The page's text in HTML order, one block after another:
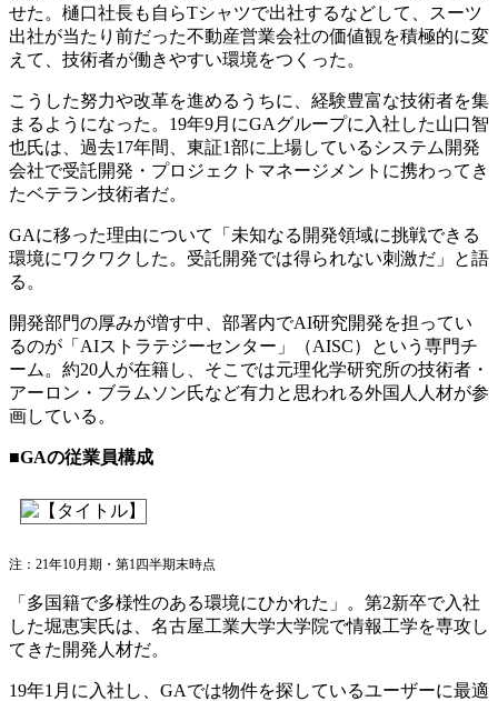
せた。樋口社長も自らTシャツで出社するなどして、スーツ
出社が当たり前だった不動産営業会社の価値観を積極的に変
えて、技術者が働きやすい環境をつくった。
こうした努力や改革を進めるうちに、経験豊富な技術者を集
まるようになった。19年9月にGAグループに入社した山口智
也氏は、過去17年間、東証1部に上場しているシステム開発
会社で受託開発・プロジェクトマネージメントに携わってき
たベテラン技術者だ。
GAに移った理由について「未知なる開発領域に挑戦できる
環境にワクワクした。受託開発では得られない刺激だ」と語
る。
開発部門の厚みが増す中、部署内でAI研究開発を担ってい
るのが「AIストラテジーセンター」（AISC）という専門チ
ーム。約20人が在籍し、そこでは元理化学研究所の技術者・
アーロン・ブラムソン氏など有力と思われる外国人人材が参
画している。
■GAの従業員構成
注：21年10月期・第1四半期末時点
「多国籍で多様性のある環境にひかれた」。第2新卒で入社
した堀恵実氏は、名古屋工業大学大学院で情報工学を専攻し
てきた開発人材だ。
19年1月に入社し、GAでは物件を探しているユーザーに最適